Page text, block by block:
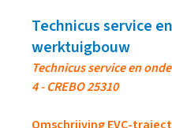
Technicus service
werktuigbouw
Technicus service en
4 - CREBO 25310